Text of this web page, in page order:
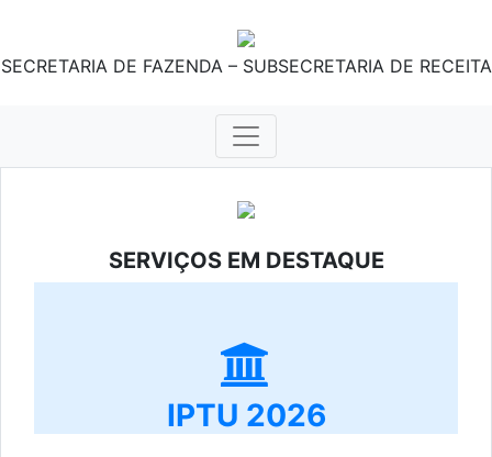
SECRETARIA DE FAZENDA – SUBSECRETARIA DE RECEITA
SERVIÇOS EM DESTAQUE
IPTU 2026